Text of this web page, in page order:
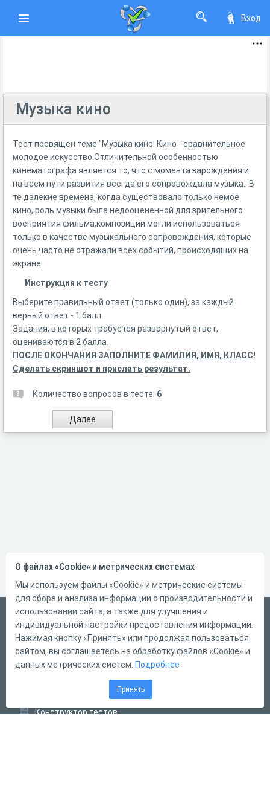
Вход
Музыка кино
Тест посвящен теме "Музыка кино. Кино - сравнительное
молодое искусство.Отличительной особенностью
кинематографа является то, что с момента зарождения и
на всем пути развития всегда его сопровождала музыка. В
те далекие времена, когда существовало только немое
кино, роль музыки была недооцененной для зрительного
восприятия фильма,композиции могли использоваться
только в качестве музыкального сопровождения, которые
очень часто не отражали всех событий, происходящих на
экране.
Инструкция к тесту
Выберите правильный ответ (только один), за каждый
верный ответ - 1 балл.
Задания, в которых требуется развернутый ответ,
оцениваются в 2 балла.
ПОСЛЕ ОКОНЧАНИЯ ЗАПОЛНИТЕ ФАМИЛИЯ, ИМЯ, КЛАСС!
Сделать скриншот и прислать результат.
Количество вопросов в тесте: 6
Русский
Справка
Форма обратной связи
Конструктор тестов
О файлах «Cookie» и метрических системах
Мы используем файлы «Cookie» и метрические системы
для сбора и анализа информации о производительности и
использовании сайта, а также для улучшения и
индивидуальной настройки предоставления информации.
Нажимая кнопку «Принять» или продолжая пользоваться
сайтом, вы соглашаетесь на обработку файлов «Cookie» и
данных метрических систем. Подробнее
Принять